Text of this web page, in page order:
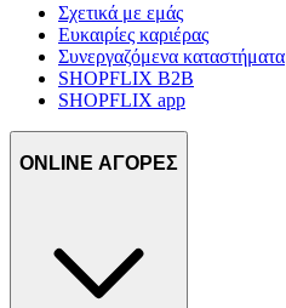
Σχετικά με εμάς
Ευκαιρίες καριέρας
Συνεργαζόμενα καταστήματα
SHOPFLIX B2B
SHOPFLIX app
ONLINE ΑΓΟΡΕΣ